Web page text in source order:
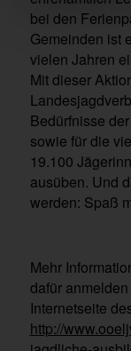
bei den
Gemeinden ist
vielen Jahren
Mit dieser
Bedürfnisse
sowie für die
19.100
ausüben. Und
werden: Spaß
Mehr
dafür
Internetseite
http://